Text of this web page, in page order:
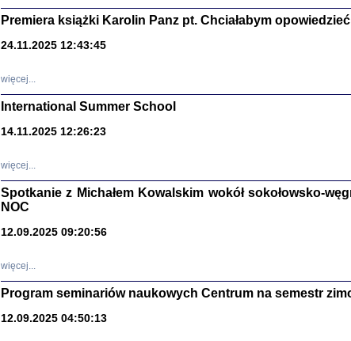
CZYTAJĄC
Dziennik
Zagłada
Studia i
Premiera książki Karolin Panz pt. Chciałabym
24.11.2025 12:43:45
więcej...
International Summer School
14.11.2025 12:26:23
więcej...
Spotkanie z Michałem Kowalskim wokół sokołowsko-
NOC
12.09.2025 09:20:56
więcej...
Program seminariów naukowych Centrum na semestr
12.09.2025 04:50:13